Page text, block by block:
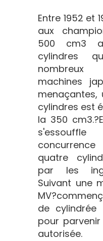
Entre 1952 et
aux
500 cm3
cylindres
nombreux
machines
cylindres est
la 350
quatre
par les
Suivant une
de cylindrée
pour
autorisée.